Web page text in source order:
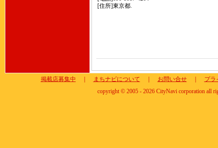
[住所]東京都.
掲載店募集中 まちナビについて お問い合せ｜
プラ
copyright © 2005 - 2026 CityNavi corporation all